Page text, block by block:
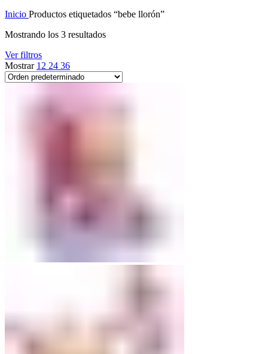
Inicio Productos etiquetados “bebe llorón”
Mostrando los 3 resultados
Ver filtros
Mostrar 12 24 36